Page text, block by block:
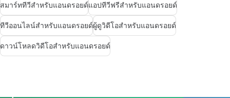
สมาร์ททีวีสำหรับแอนดรอยด์แอปทีวีฟรีสำหรับแอนดรอยด์
ทีวีออนไลน์สำหรับแอนดรอยด์ผู้ดูวิดีโอสำหรับแอนดรอยด์
ดาวน์โหลดวิดีโอสำหรับแอนดรอยด์